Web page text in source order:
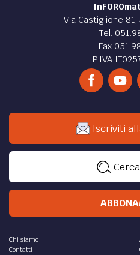
Via Castiglione
Tel.
Fax
P.IVA
Iscriviti
Chi siamo
Contatti